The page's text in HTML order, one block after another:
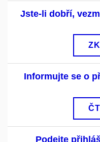
Jste-li dobří,
Informujte se o
Podejte